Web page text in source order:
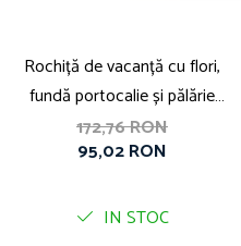
Rochiță de vacanță cu flori,
fundă portocalie și pălărie
asortată inclusă
172,76 RON
95,02 RON
IN STOC